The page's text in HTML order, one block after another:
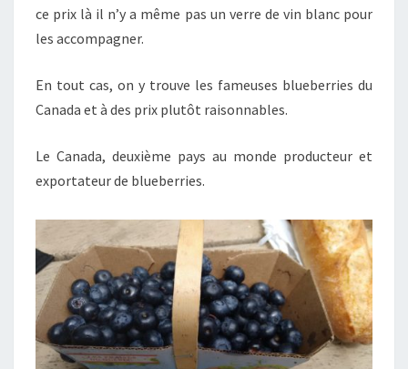
ce prix là il n’y a même pas un verre de vin blanc pour
les accompagner.
En tout cas, on y trouve les fameuses blueberries du
Canada et à des prix plutôt raisonnables.
Le Canada, deuxième pays au monde producteur et
exportateur de blueberries.